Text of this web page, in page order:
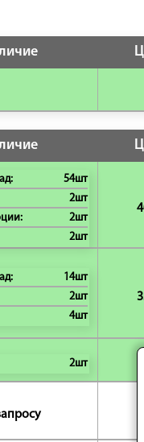
54шт
2шт
2шт
2шт
14шт
2шт
4шт
2шт